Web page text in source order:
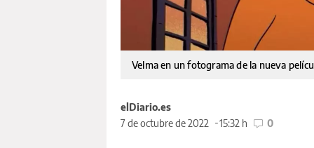
Velma en un fotograma de la nueva
elDiario.es
7 de octubre de 2022
15:32 h 0